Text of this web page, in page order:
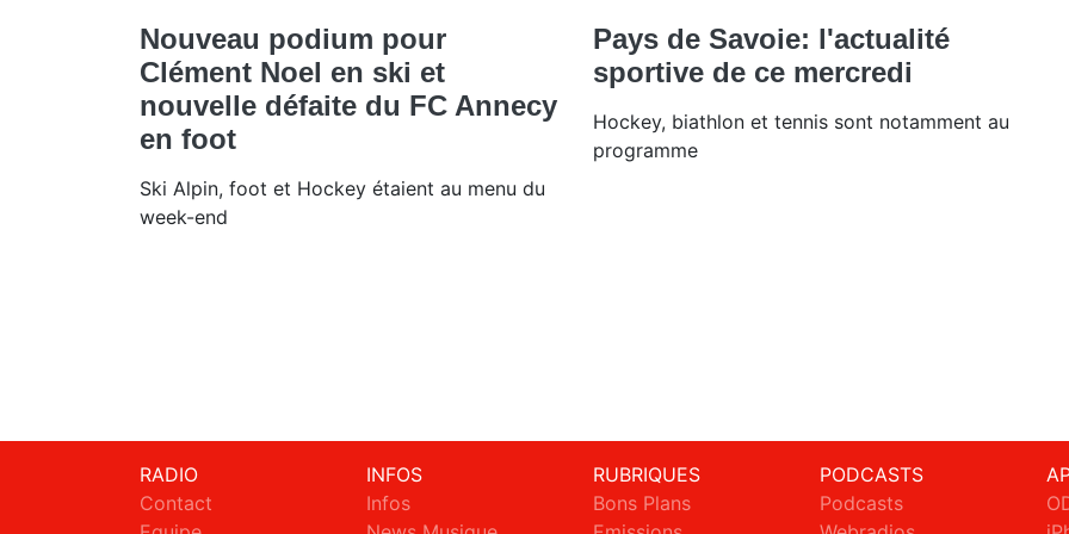
Nouveau podium pour
Clément Noel en ski et
nouvelle défaite du FC Annecy
en foot
Ski Alpin, foot et Hockey étaient au menu du
week-end
Pays de Savoie: l'actualité
sportive de ce mercredi
Hockey, biathlon et tennis sont notamment au
programme
RADIO
Contact
INFOS
Infos
RUBRIQUES
Bons Plans
PODCASTS
Podcasts